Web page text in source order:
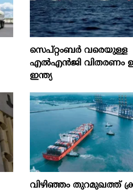
സെപ്റ്റംബർ വരെയുള്ള
എൽഎൻജി വിതരണം
ഇന്ത്യ
വിഴിഞ്ഞം തുറമുഖത്ത്